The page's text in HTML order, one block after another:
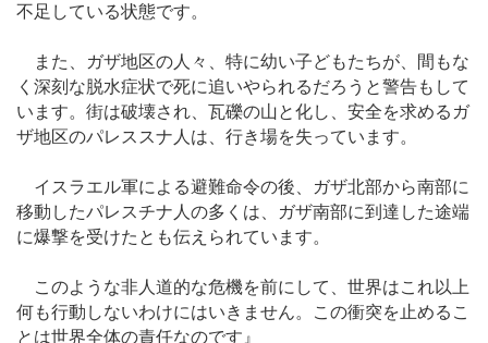
不足している状態です。
また、ガザ地区の人々、特に幼い子どもたちが、間もな
く深刻な脱水症状で死に追いやられるだろうと警告もして
います。街は破壊され、瓦礫の山と化し、安全を求めるガ
ザ地区のパレススナ人は、行き場を失っています。
イスラエル軍による避難命令の後、ガザ北部から南部に
移動したパレスチナ人の多くは、ガザ南部に到達した途端
に爆撃を受けたとも伝えられています。
このような非人道的な危機を前にして、世界はこれ以上
何も行動しないわけにはいきません。この衝突を止めるこ
とは世界全体の責任なのです』